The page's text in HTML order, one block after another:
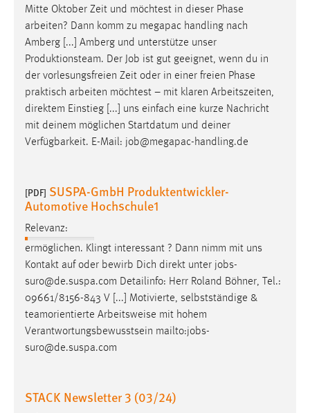
Mitte Oktober Zeit und möchtest in dieser Phase
arbeiten? Dann komm zu megapac handling nach
Amberg [...] Amberg und unterstütze unser
Produktionsteam. Der Job ist gut geeignet, wenn du in
der vorlesungsfreien Zeit oder in einer freien Phase
praktisch arbeiten möchtest – mit klaren Arbeitszeiten,
direktem Einstieg [...] uns einfach eine kurze Nachricht
mit deinem möglichen Startdatum und deiner
Verfügbarkeit. E-Mail: job@megapac-handling.de
[PDF] SUSPA-GmbH Produktentwickler-
Automotive Hochschule1
Relevanz:
ermöglichen. Klingt interessant ? Dann nimm mit uns
Kontakt auf oder bewirb Dich direkt unter jobs-
suro@de.suspa.com Detailinfo: Herr Roland Böhner, Tel.:
09661/8156-843 V [...] Motivierte, selbstständige &
teamorientierte Arbeitsweise mit hohem
Verantwortungsbewusstsein mailto:jobs-
suro@de.suspa.com
STACK Newsletter 3 (03/24)